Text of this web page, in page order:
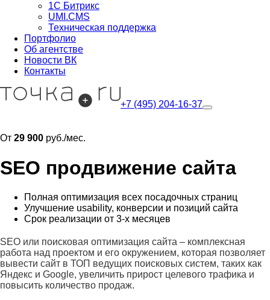
1С Битрикс
UMI.CMS
Техническая поддержка
Портфолио
Об агентстве
Новости ВК
Контакты
+7 (495) 204-16-37
От 29 900 руб./мес.
SEO продвижение сайта
Полная оптимизация всех посадочных страниц
Улучшение usability, конверсии и позиций сайта
Срок реализации от 3-х месяцев
SEO или поисковая оптимизация сайта – комплексная
работа над проектом и его окружением, которая позволяет
вывести сайт в ТОП ведущих поисковых систем, таких как
Яндекс и Google, увеличить прирост целевого трафика и
повысить количество продаж.